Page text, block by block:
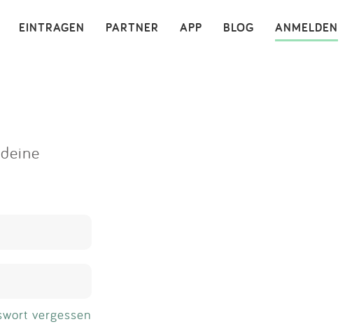
ANMELDEN
BLOG
APP
PARTNER
EINTRAGEN ×
vergessen